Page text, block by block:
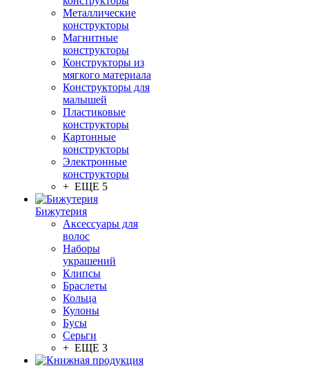
Металлические
конструкторы
Магнитные
конструкторы
Конструкторы из
мягкого материала
Конструкторы для
малышей
Пластиковые
конструкторы
Картонные
конструкторы
Электронные
конструкторы
+ ЕЩЕ 5
Бижутерия
Аксессуары для
волос
Наборы
украшений
Клипсы
Браслеты
Кольца
Кулоны
Бусы
Серьги
+ ЕЩЕ 3